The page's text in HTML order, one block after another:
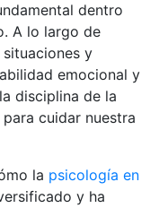
dentro
A lo largo de
y
emocional y
disciplina de la
cuidar nuestra
la psicología en
y ha